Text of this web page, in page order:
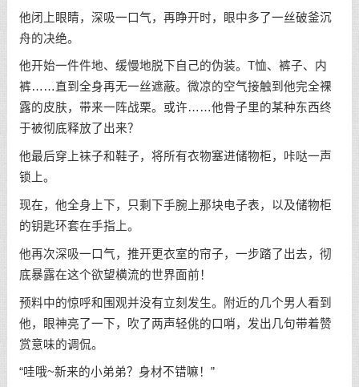
他闭上眼睛，深吸一口气，再睁开时，眼中多了一丝破釜沉
舟的决绝。
他开始一件件地、缓慢地脱下自己的伪装。T恤、裤子、内
裤……直到全身再无一丝遮蔽。微凉的空气接触到他完全裸
露的皮肤，带来一阵战栗。或许……他骨子里的某种东西终
于被彻底释放了出来？
他最后穿上袜子和鞋子，将所有衣物塞进储物柜，咔哒一声
锁上。
现在，他全身上下，只剩下手腕上那块电子表，以及储物柜
的钥匙环套在手指上。
他再次深吸一口气，推开更衣室的帘子，一步踏了出去，彻
底暴露在这个欲望横流的世界面前！
预料中的惊呼和围观并没有立刻发生。附近的几个男人看到
他，眼神亮了一下，吹了两声轻佻的口哨，发出几句带着赞
赏意味的调侃。
“哇哦~新来的小弟弟？身材不错嘛！”